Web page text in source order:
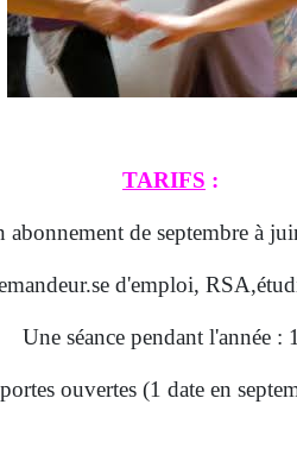
TARIFS :
abonnement de septembre à
d'emploi, RSA,
Une séance pendant l'année :
ouvertes (1 date en